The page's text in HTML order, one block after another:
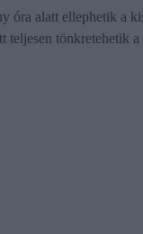
óra alatt ellephetik a
teljesen tönkretehetik